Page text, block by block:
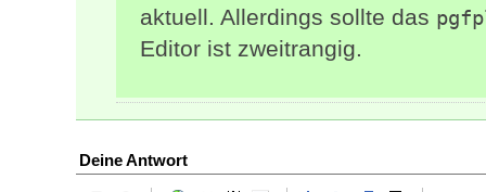
aktuell. Allerdings sollte das
Editor ist zweitrangig.
Deine Antwort